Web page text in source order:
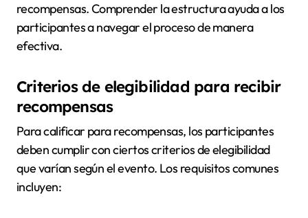
recompensas. Comprender la estructura ayuda a los
participantes a navegar el proceso de manera
efectiva.
Criterios de elegibilidad para recibir
recompensas
Para calificar para recompensas, los participantes
deben cumplir con ciertos criterios de elegibilidad
que varían según el evento. Los requisitos comunes
incluyen: